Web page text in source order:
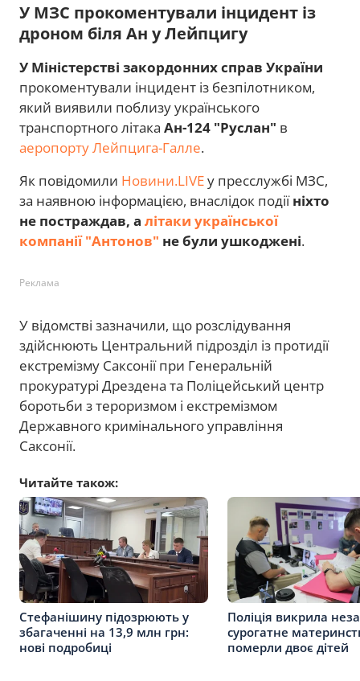
У МЗС прокоментували інцидент із
дроном біля Ан у Лейпцигу
У Міністерстві закордонних справ України
прокоментували інцидент із безпілотником,
який виявили поблизу українського
транспортного літака Ан-124 "Руслан" в
аеропорту Лейпцига-Галле.
Як повідомили Новини.LIVEу пресслужбі МЗС,
за наявною інформацією, внаслідок подіїніхто
не постраждав, а літаки української
компанії "Антонов" не були ушкоджені.
Реклама
У відомстві зазначили, що розслідування
здійснюють Центральний підрозділ із протидії
екстремізму Саксонії при Генеральній
прокуратурі Дрездена та Поліцейський центр
боротьби з тероризмом і екстремізмом
Державного кримінального управління
Саксонії.
Читайте також:
Стефанішину підозрюють у
збагаченні на 13,9 млн грн:
нові подробиці
Поліція викрила
сурогатне
померли двоє дітей